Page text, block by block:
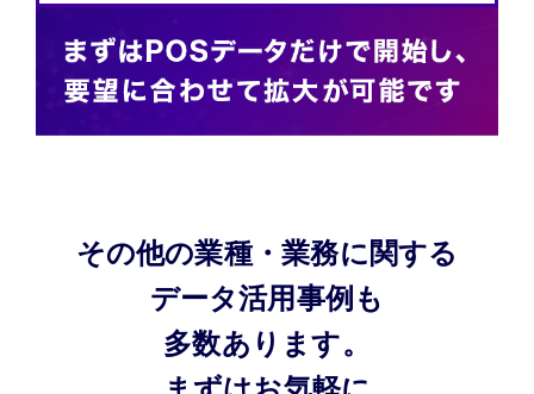
その他の業種・業務に関する
データ活用事例も
多数あります。